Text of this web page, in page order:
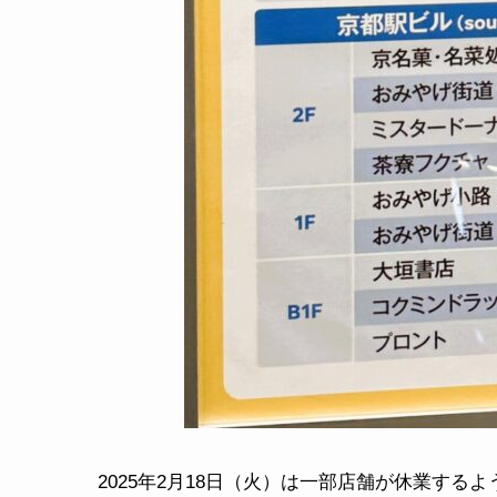
2025年2月18日（火）は一部店舗が休業するよ